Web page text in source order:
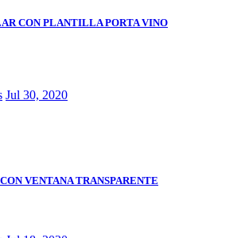
CON PLANTILLA PORTA VINO
Jul 30, 2020
VENTANA TRANSPARENTE